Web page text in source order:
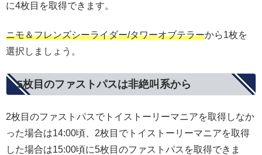
に4枚目を取得できます。
ニモ＆フレンズシーライダー/タワーオブテラーから1枚を
選択しましょう。
5枚目のファストパスは非絶叫系から
2枚目のファストパスでトイストーリーマニアを取得しなか
った場合は14:00頃、2枚目でトイストーリーマニアを取得
した場合は15:00頃に5枚目のファストパスを取得できま